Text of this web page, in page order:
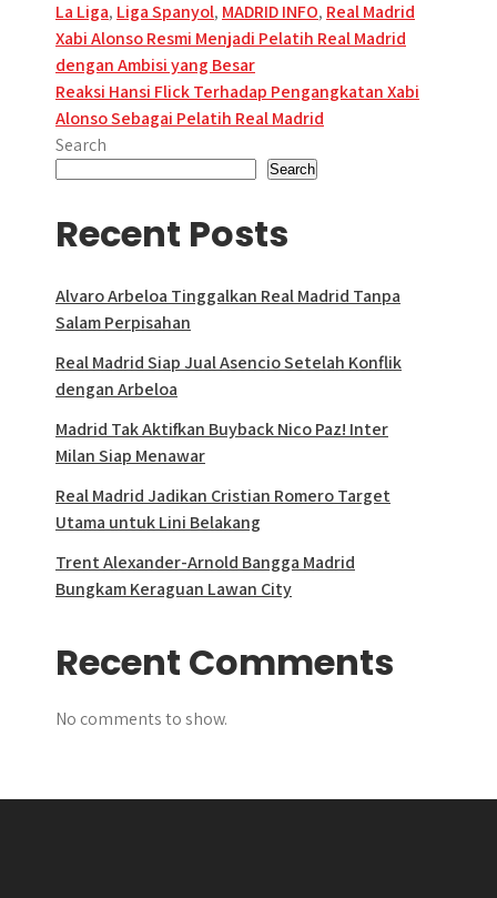
La Liga, Liga Spanyol, MADRID INFO, Real Madrid
Post
navigation
Xabi Alonso Resmi Menjadi Pelatih Real Madrid
dengan Ambisi yang Besar
Reaksi Hansi Flick Terhadap Pengangkatan Xabi
Alonso Sebagai Pelatih Real Madrid
Search
Search
Recent Posts
Alvaro Arbeloa Tinggalkan Real Madrid Tanpa
Salam Perpisahan
Real Madrid Siap Jual Asencio Setelah Konflik
dengan Arbeloa
Madrid Tak Aktifkan Buyback Nico Paz! Inter
Milan Siap Menawar
Real Madrid Jadikan Cristian Romero Target
Utama untuk Lini Belakang
Trent Alexander-Arnold Bangga Madrid
Bungkam Keraguan Lawan City
Recent Comments
No comments to show.